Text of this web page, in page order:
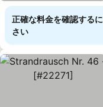
正確な料金を確認する
さい